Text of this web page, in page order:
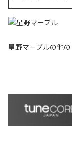
星野マーブルの他の